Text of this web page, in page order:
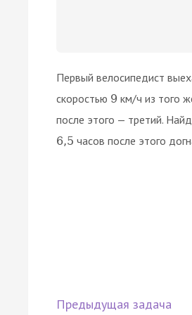
Первый велосипедист
скоростью 9 км/ч из того
после этого — третий.
6,5 часов после этого
Предыдущая задача